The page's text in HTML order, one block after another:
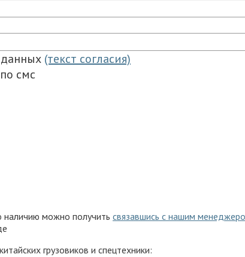
(текст согласия)
смс
наличию можно получить связавшись с нашим
грузовиков и спецтехники: